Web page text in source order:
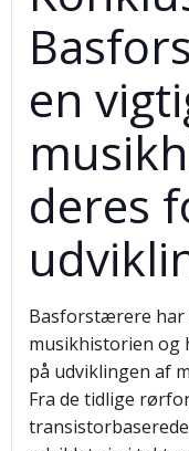
en
deres
Basforstærere har
musikhistorien og
på udviklingen af
Fra de tidlige